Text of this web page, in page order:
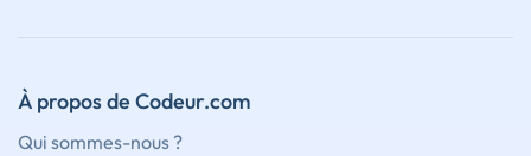
À propos de Codeur.com
Qui sommes-nous ?